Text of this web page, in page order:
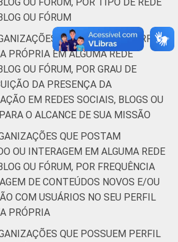
OU FÓRUM
QUE POSSUEM PERFIL
PRÓPRIA EM ALGUMA REDE
OU FÓRUM, POR GRAU DE
DA PRESENÇA DA
EM REDES SOCIAIS, BLOGS OU
O ALCANCE DE SUA MISSÃO
QUE POSTAM
OU INTERAGEM EM ALGUMA REDE
OU FÓRUM, POR FREQUÊNCIA
DE CONTEÚDOS NOVOS E/OU
COM USUÁRIOS NO SEU PERFIL
PRÓPRIA
QUE POSSUEM PERFIL